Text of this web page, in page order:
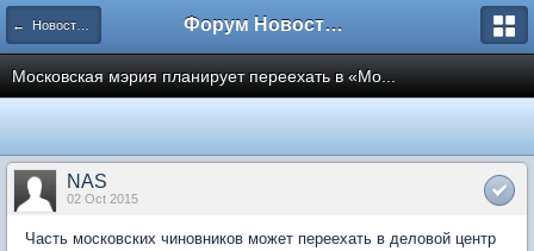
← Новости рынка недвижимости Форум Новостройки
Московская мэрия планирует переехать в «Мо...
NAS
02 Oct 2015
Часть московских чиновников может переехать в деловой центр